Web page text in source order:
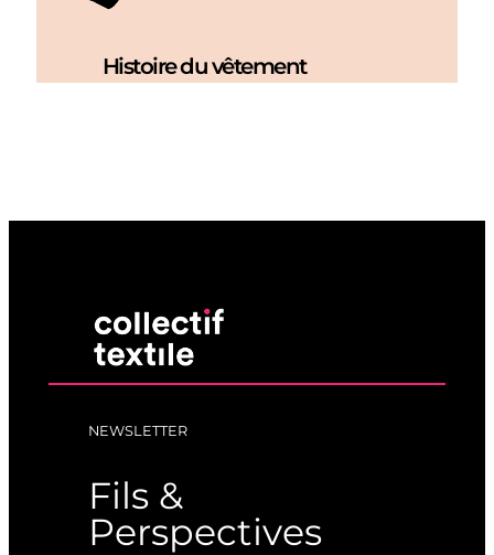
Histoire du vêtement
NEWSLETTER
Fils &
Perspectives